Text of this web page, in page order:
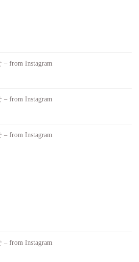
from Instagram
from Instagram
from Instagram
from Instagram